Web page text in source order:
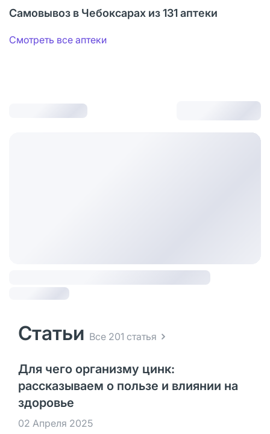
Самовывоз в Чебоксарах из 131 аптеки
Смотреть все аптеки
Статьи Все 201 статья
Для чего организму цинк:
рассказываем о пользе и влиянии на
здоровье
02 Апреля 2025